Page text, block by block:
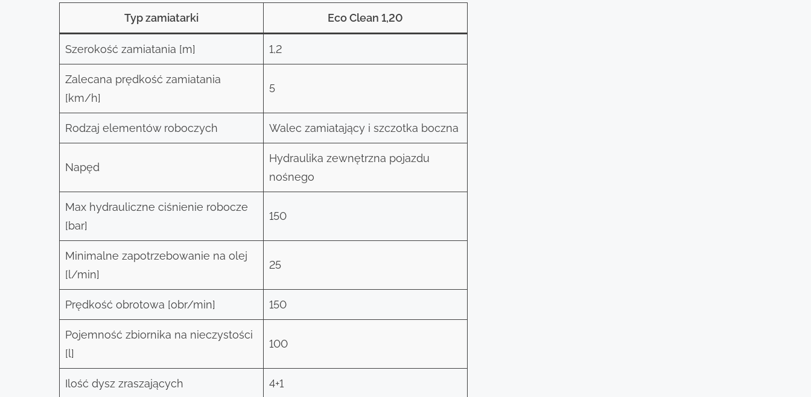
Typ zamiatarki Eco Clean 1,20
Szerokość zamiatania [m] 1,2
Zalecana prędkość zamiatania
[km/h]
5
Rodzaj elementów roboczych Walec zamiatający i szczotka boczna
Napęd
Hydraulika zewnętrzna pojazdu
nośnego
Max hydrauliczne ciśnienie robocze
[bar]
150
Minimalne zapotrzebowanie na olej
[l/min]
25
Prędkość obrotowa [obr/min] 150
Pojemność zbiornika na nieczystości
[l]
100
Ilość dysz zraszających 4+1